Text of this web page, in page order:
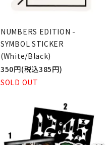
NUMBERS EDITION -
SYMBOL STICKER
(White/Black)
350円(税込385円)
SOLD OUT